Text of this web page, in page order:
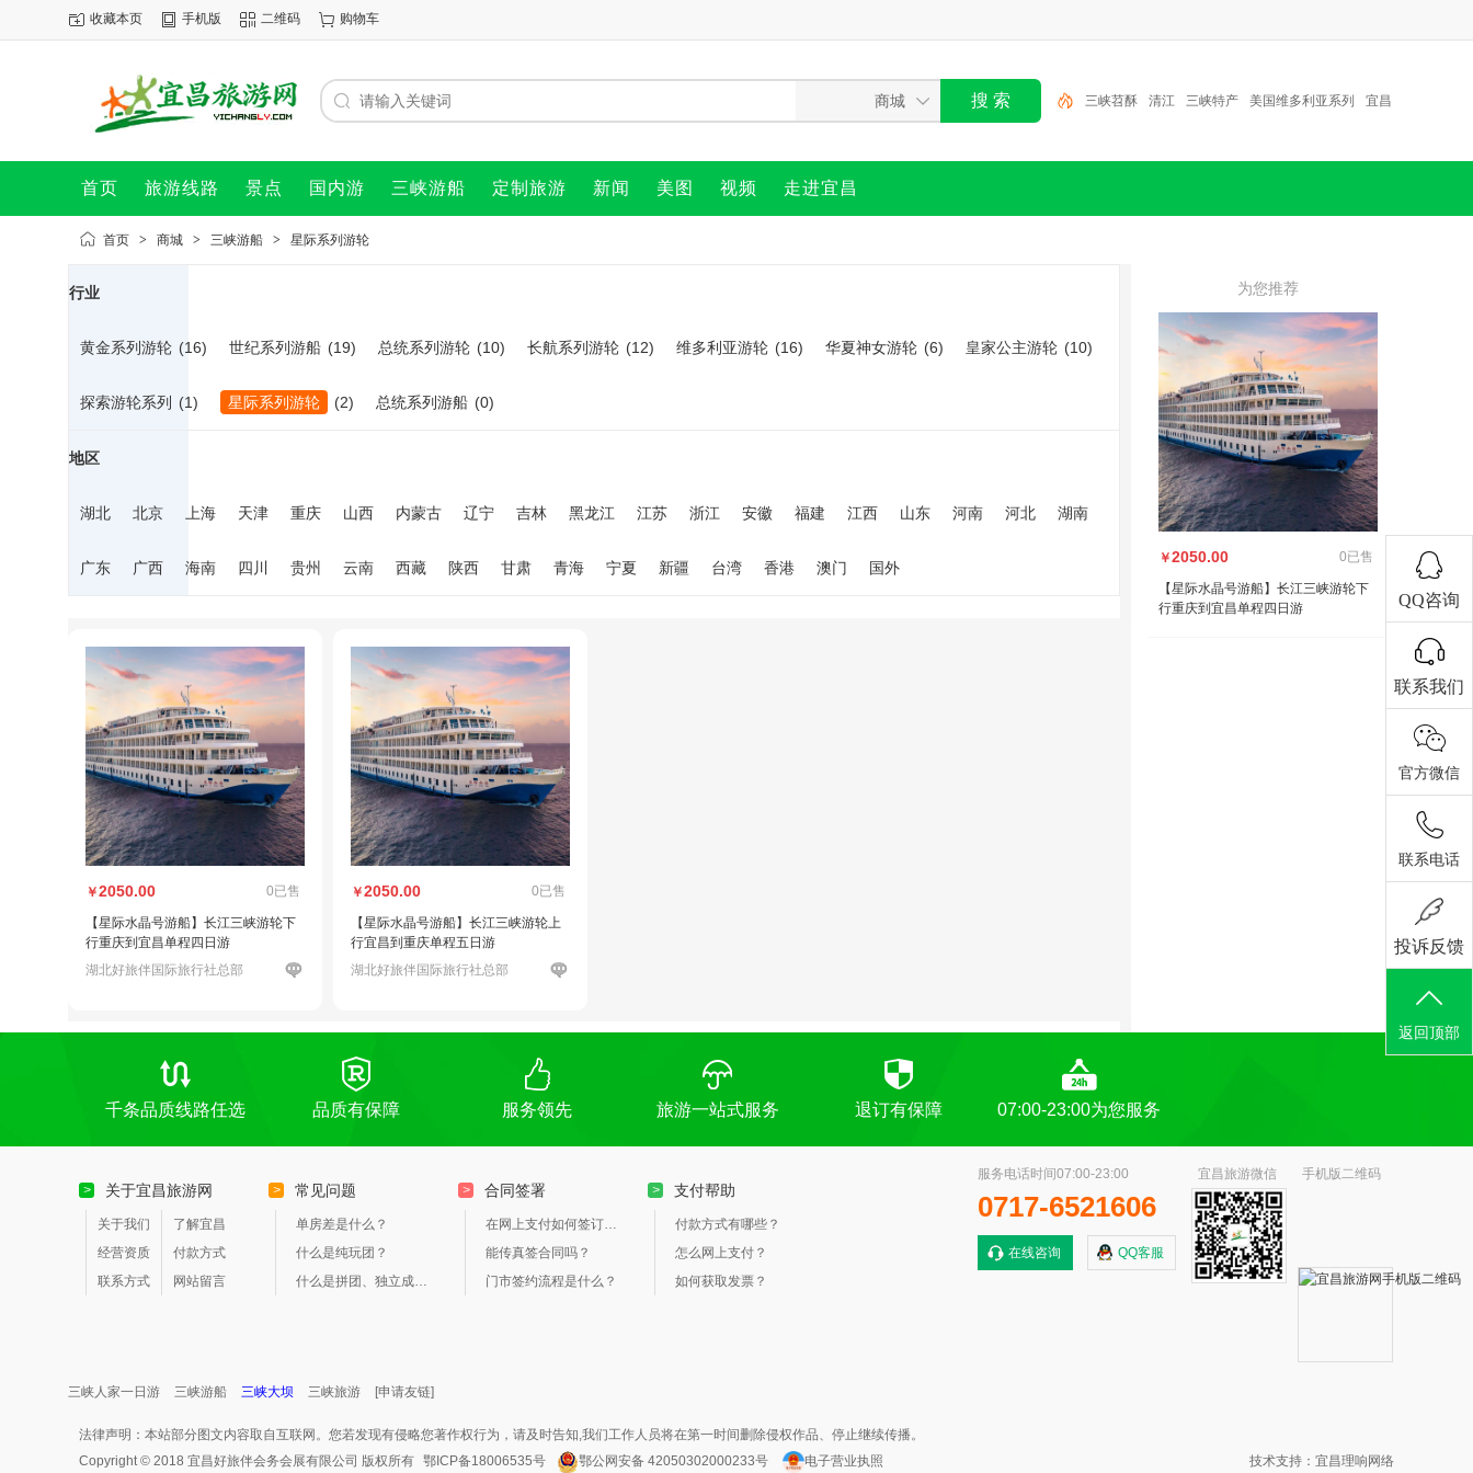
收藏本页 手机版 二维码 购物车
三峡苕酥 清江 三峡特产 美国维多利亚系列 宜昌
首页 旅游线路 景点 国内游 三峡游船 定制旅游 新闻 美图 视频 走进宜昌
首页 > 商城 > 三峡游船 > 星际系列游轮
行业
黄金系列游轮 (16) 世纪系列游船 (19) 总统系列游轮 (10) 长航系列游轮 (12) 维多利亚游轮 (16) 华夏神女游轮 (6) 皇家公主游轮 (10)
探索游轮系列 (1) 星际系列游轮 (2) 总统系列游船 (0)
地区
湖北 北京 上海 天津 重庆 山西 内蒙古 辽宁 吉林 黑龙江 江苏 浙江 安徽 福建 江西 山东 河南 河北 湖南
广东 广西 海南 四川 贵州 云南 西藏 陕西 甘肃 青海 宁夏 新疆 台湾 香港 澳门 国外
￥2050.00 0已售
【星际水晶号游船】长江三峡游轮下
行重庆到宜昌单程四日游
湖北好旅伴国际旅行社总部
￥2050.00 0已售
【星际水晶号游船】长江三峡游轮上
行宜昌到重庆单程五日游
湖北好旅伴国际旅行社总部
为您推荐
￥2050.00 0已售
【星际水晶号游船】长江三峡游轮下
行重庆到宜昌单程四日游
QQ咨询
联系我们
官方微信
联系电话
投诉反馈
返回顶部
千条品质线路任选 品质有保障 服务领先 旅游一站式服务 退订有保障 07:00-23:00为您服务
> 关于宜昌旅游网
关于我们
了解宜昌
经营资质
付款方式
联系方式
网站留言
> 常见问题
单房差是什么？
什么是纯玩团？
什么是拼团、独立成团？
> 合同签署
在网上支付如何签订合同？
能传真签合同吗？
门市签约流程是什么？
> 支付帮助
付款方式有哪些？
怎么网上支付？
如何获取发票？
宜昌旅游微信 手机版二维码
服务电话时间07:00-23:00
0717-6521606
在线咨询 QQ客服
三峡人家一日游 三峡游船 三峡大坝 三峡旅游 [申请友链]
法律声明：本站部分图文内容取自互联网。您若发现有侵略您著作权行为，请及时告知,我们工作人员将在第一时间删除侵权作品、停止继续传播。
技术支持：宜昌理响网络
Copyright © 2018 宜昌好旅伴会务会展有限公司 版权所有 鄂ICP备18006535号 鄂公网安备 42050302000233号 电子营业执照